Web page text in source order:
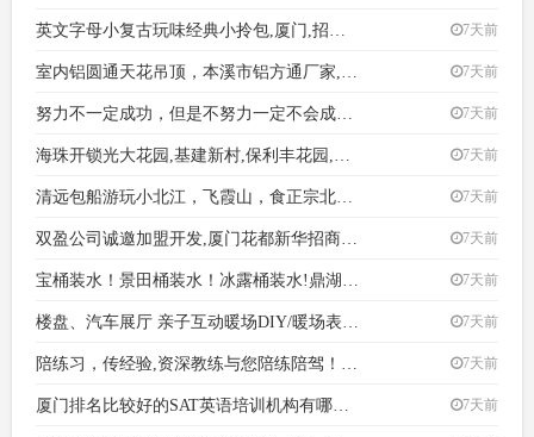
7天前
7天前
7天前
7天前
7天前
7天前
7天前
7天前
7天前
7天前